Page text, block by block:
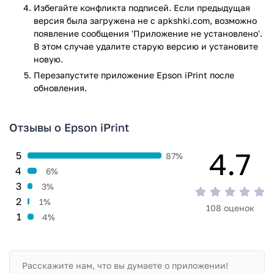
Избегайте конфликта подписей. Если предыдущая
версия была загружена не с apkshki.com, возможно
появление сообщения 'Приложение не установлено'.
В этом случае удалите старую версию и установите
новую.
Перезапустите приложениe Epson iPrint после
обновления.
Отзывы о Epson iPrint
1 4%
2 1%
3 3%
4 6%
5 87% 4.7
108 оценок